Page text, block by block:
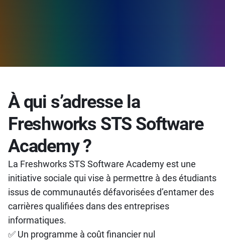
À qui s’adresse la
Freshworks STS Software
Academy ?
La Freshworks STS Software Academy est une
initiative sociale qui vise à permettre à des étudiants
issus de communautés défavorisées d’entamer des
carrières qualifiées dans des entreprises
informatiques.
✅ Un programme à coût financier nul